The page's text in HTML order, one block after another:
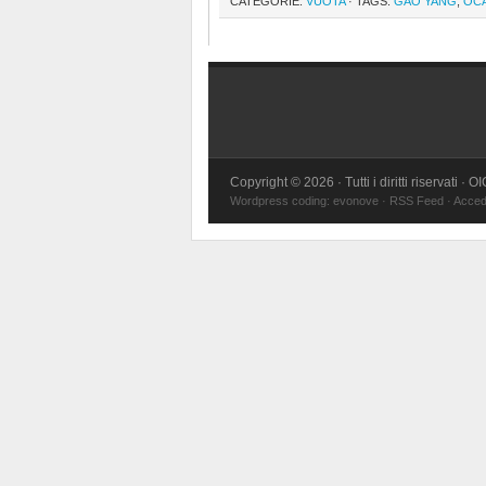
Copyright © 2026 · Tutti i diritti riservati ·
Wordpress coding: evonove · RSS Feed ·